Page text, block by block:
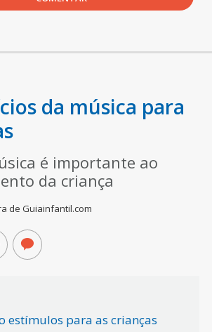
da música para
é importante ao
da criança
de Guiainfantil.com
estímulos para as crianças